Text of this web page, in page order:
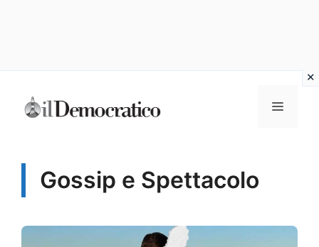
Menu
Gossip e Spettacolo